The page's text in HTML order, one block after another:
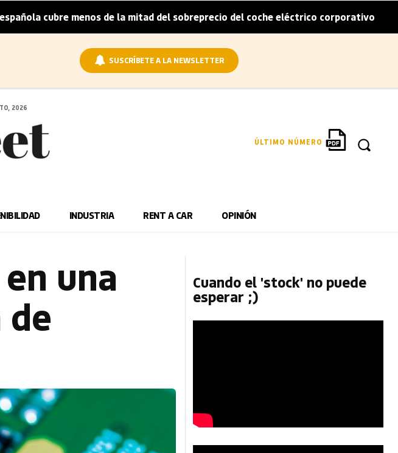
menos de la mitad del sobreprecio del coche eléctrico corporativo | Arval
SUSCRÍBETE A LA NEWSLETTER
2026
ÚLTIMO NÚMERO
INDUSTRIA RENT A CAR OPINIÓN
una
Cuando el 'stock' no puede
esperar ;)